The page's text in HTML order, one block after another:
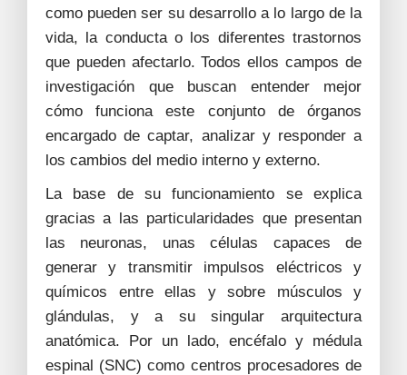
como pueden ser su desarrollo a lo largo de la
vida, la conducta o los diferentes trastornos
que pueden afectarlo. Todos ellos campos de
investigación que buscan entender mejor
cómo funciona este conjunto de órganos
encargado de captar, analizar y responder a
los cambios del medio interno y externo.
La base de su funcionamiento se explica
gracias a las particularidades que presentan
las neuronas, unas células capaces de
generar y transmitir impulsos eléctricos y
químicos entre ellas y sobre músculos y
glándulas, y a su singular arquitectura
anatómica. Por un lado, encéfalo y médula
espinal (SNC) como centros procesadores de